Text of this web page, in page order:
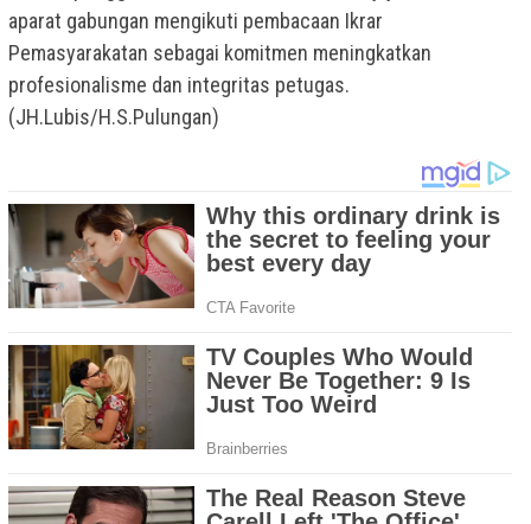
aparat gabungan mengikuti pembacaan Ikrar
Pemasyarakatan sebagai komitmen meningkatkan
profesionalisme dan integritas petugas.
(JH.Lubis/H.S.Pulungan)